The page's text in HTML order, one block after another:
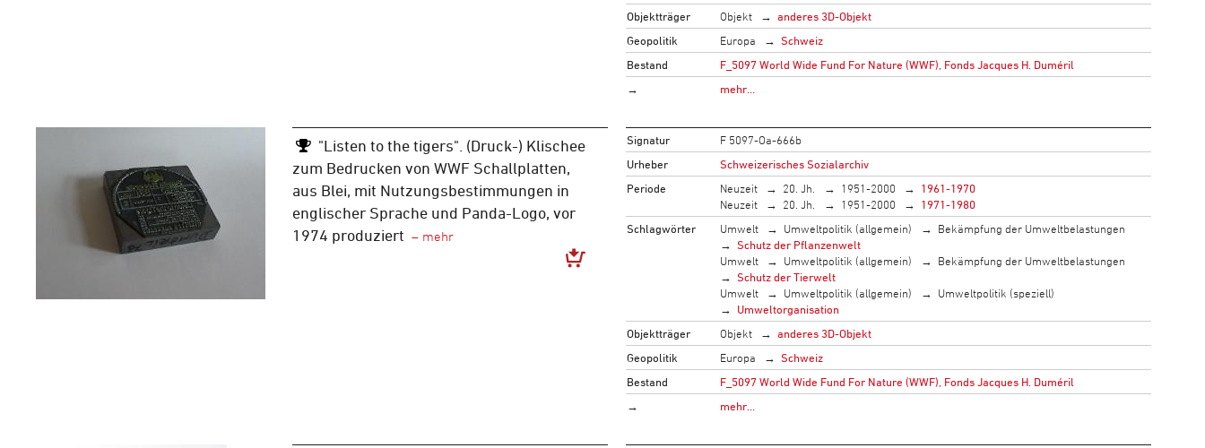
Objektträger
Objekt
anderes 3D-Objekt
Geopolitik
Europa
Schweiz
Bestand
F_5097 World Wide Fund For Nature (WWF), Fonds Jacques H. Duméril
→
mehr…
"Listen to the tigers". (Druck-) Klischee
zum Bedrucken von WWF Schallplatten,
aus Blei, mit Nutzungsbestimmungen in
englischer Sprache und Panda-Logo, vor
1974 produziert
Signatur
F 5097-Oa-666b
Urheber
Schweizerisches Sozialarchiv
Periode
Neuzeit 20. Jh. 1951-2000
1961-1970
Neuzeit
20. Jh. 1951-2000
1971-1980
Schlagwörter
Umwelt Umweltpolitik (allgemein)
Bekämpfung der Umweltbelastungen
Schutz der Pflanzenwelt
Umwelt
Umweltpolitik (allgemein)
Bekämpfung der Umweltbelastungen
Schutz der Tierwelt
Umwelt
Umweltpolitik (allgemein)
Umweltpolitik (speziell)
Umweltorganisation
Objektträger
Objekt
anderes 3D-Objekt
Geopolitik
Europa
Schweiz
Bestand
F_5097 World Wide Fund For Nature (WWF), Fonds Jacques H. Duméril
→
mehr…